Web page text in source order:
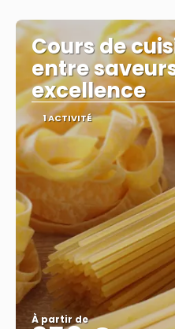
Cours de
entre
excellence
1 ACTIVITÉ
À partir de